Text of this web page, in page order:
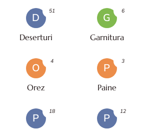
D
Deserturi
51
G
Garnitura
6
O
Orez
4
P
Paine
3
P
18
P
12